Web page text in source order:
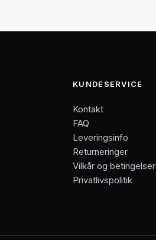
KUNDESERVICE
Kontakt
FAQ
Leveringsinfo
Returneringer
Vilkår og betingelser
Privatlivspolitik